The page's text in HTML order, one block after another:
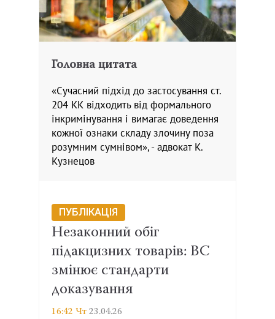
Головна цитата
«Сучасний підхід до застосування ст.
204 КК відходить від формального
інкримінування і вимагає доведення
кожної ознаки складу злочину поза
розумним сумнівом», - адвокат К.
Кузнецов
ПУБЛІКАЦІЯ
Незаконний обіг
підакцизних товарів: ВС
змінює стандарти
доказування
16:42 Чт 23.04.26